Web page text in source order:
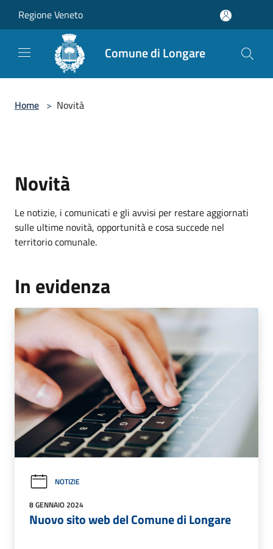
Regione Veneto
Comune di Longare
Home > Novità
Novità
Le notizie, i comunicati e gli avvisi per restare aggiornati
sulle ultime novità, opportunità e cosa succede nel
territorio comunale.
In evidenza
NOTIZIE
8 GENNAIO 2024
Nuovo sito web del Comune di Longare